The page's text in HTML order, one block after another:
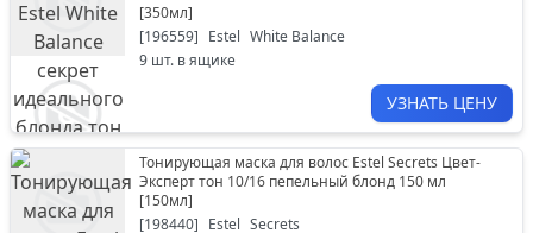
[350мл]
[196559] Estel White Balance
9 шт. в ящике
УЗНАТЬ ЦЕНУ
Тонирующая маска для волос Estel Secrets Цвет-
Эксперт тон 10/16 пепельный блонд 150 мл
[150мл]
[198440] Estel Secrets